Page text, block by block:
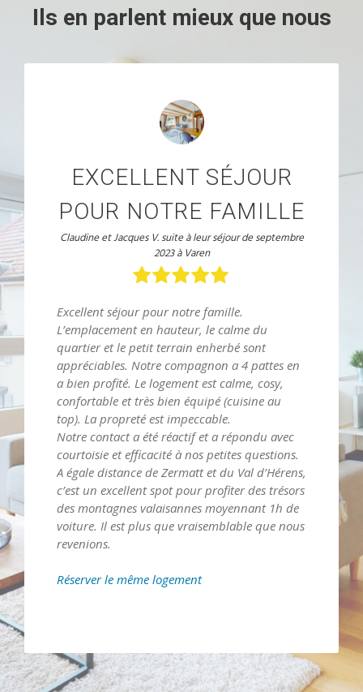
Ils en parlent mieux que nous
EXCELLENT SÉJOUR
POUR NOTRE FAMILLE
Claudine et Jacques V. suite à leur séjour de septembre
2023 à Varen
Excellent séjour pour notre famille.
L’emplacement en hauteur, le calme du
quartier et le petit terrain enherbé sont
appréciables. Notre compagnon a 4 pattes en
a bien profité. Le logement est calme, cosy,
confortable et très bien équipé (cuisine au
top). La propreté est impeccable.
Notre contact a été réactif et a répondu avec
courtoisie et efficacité à nos petites questions.
A égale distance de Zermatt et du Val d’Hérens,
c’est un excellent spot pour profiter des trésors
des montagnes valaisannes moyennant 1h de
voiture. Il est plus que vraisemblable que nous
revenions.
Réserver le même logement